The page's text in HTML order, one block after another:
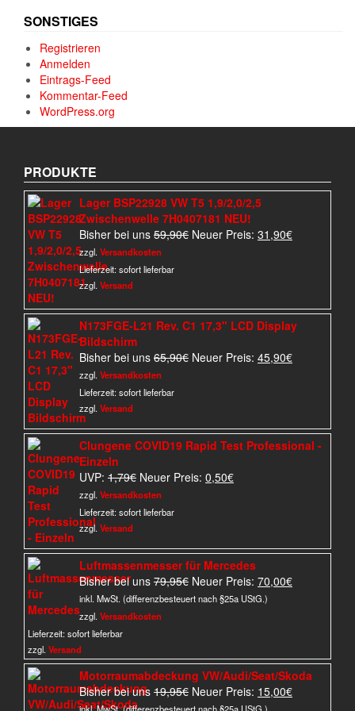
SONSTIGES
Registrieren
Anmelden
Eintrags-Feed
Kommentar-Feed
WordPress.org
PRODUKTE
Lager BSP22928 VW T5 1,9/2,0/2,5
Zwischenwelle 7H0407181 NEU!
Bisher bei uns 59,90€ Ursprünglicher
Neuer Preis: 31,90€Aktueller
zzgl. Versandkosten
Lieferzeit:sofort lieferbar
zzgl. Versand
N173FGE-L21 Rev. C1 17,3" LCD Display
Bildschirm
Bisher bei uns 65,90€ Ursprünglicher
Neuer Preis: 45,90€Aktueller
zzgl. Versandkosten
Lieferzeit:sofort lieferbar
zzgl. Versand
Clungene COVID19 Rapid Test Professional -
Einzeln
UVP: 1,79€ Ursprünglicher
Preis
war:
Neuer Preis: 0,50€Aktueller
zzgl. Versandkosten
Lieferzeit:sofort lieferbar
zzgl. Versand
Luftmassenmesser für Mercedes
Bisher bei uns 79,95€ Ursprünglicher
Preis
Neuer Preis: 70,00€Aktueller
inkl. MwSt. (differenzbesteuert nach §25a UStG.)
zzgl. Versandkosten
Lieferzeit:sofort lieferbar
zzgl. Versand
Motorraumabdeckung VW/Audi/Seat/Skoda
Bisher bei uns 19,95€ Ursprünglicher
Preis
Neuer Preis: 15,00€Aktueller